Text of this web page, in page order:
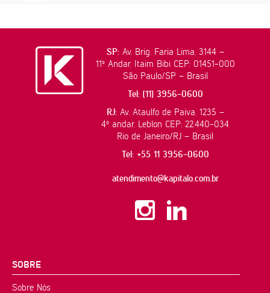
SP:Av. Brig. Faria Lima, 3144 –
11º Andar, Itaim Bibi CEP: 01451-000
São Paulo/SP – Brasil
Tel: (11) 3956-0600
RJ:Av. Ataulfo de Paiva, 1235 –
4º andar, Leblon CEP: 22.440-034
Rio de Janeiro/RJ – Brasil
Tel: +55 11 3956-0600
atendimento@kapitalo.com.br
SOBRE
Sobre Nós